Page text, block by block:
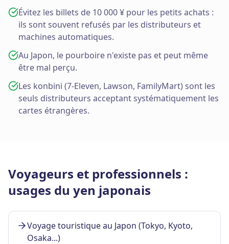
Évitez les billets de 10 000 ¥ pour les petits achats :
ils sont souvent refusés par les distributeurs et
machines automatiques.
Au Japon, le pourboire n'existe pas et peut même
être mal perçu.
Les konbini (7-Eleven, Lawson, FamilyMart) sont les
seuls distributeurs acceptant systématiquement les
cartes étrangères.
Voyageurs et professionnels :
usages du yen japonais
Voyage touristique au Japon (Tokyo, Kyoto,
Osaka...)